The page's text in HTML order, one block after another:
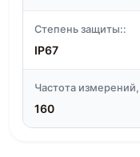
Степень защиты::
IP67
Частота измерений,
160